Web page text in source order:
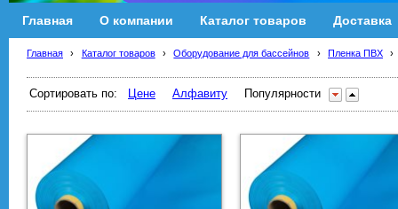
Главная О компании Каталог товаров Доставка
Главная › Каталог товаров › Оборудование для бассейнов › Пленка ПВХ ›
Сортировать по: Цене Алфавиту Популярности